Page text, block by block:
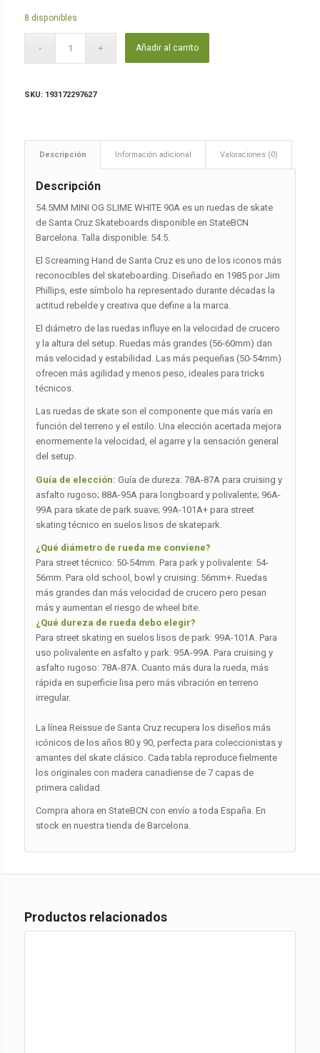
8 disponibles
Añadir al carrito
SKU: 193172297627
Descripción Información adicional Valoraciones (0)
Descripción
54.5MM MINI OG SLIME WHITE 90A es un ruedas de skate
de Santa Cruz Skateboards disponible en StateBCN
Barcelona. Talla disponible: 54.5.
El Screaming Hand de Santa Cruz es uno de los iconos más
reconocibles del skateboarding. Diseñado en 1985 por Jim
Phillips, este símbolo ha representado durante décadas la
actitud rebelde y creativa que define a la marca.
El diámetro de las ruedas influye en la velocidad de crucero
y la altura del setup. Ruedas más grandes (56-60mm) dan
más velocidad y estabilidad. Las más pequeñas (50-54mm)
ofrecen más agilidad y menos peso, ideales para tricks
técnicos.
Las ruedas de skate son el componente que más varía en
función del terreno y el estilo. Una elección acertada mejora
enormemente la velocidad, el agarre y la sensación general
del setup.
Guía de elección: Guía de dureza: 78A-87A para cruising y
asfalto rugoso; 88A-95A para longboard y polivalente; 96A-
99A para skate de park suave; 99A-101A+ para street
skating técnico en suelos lisos de skatepark.
¿Qué diámetro de rueda me conviene?
Para street técnico: 50-54mm. Para park y polivalente: 54-
56mm. Para old school, bowl y cruising: 56mm+. Ruedas
más grandes dan más velocidad de crucero pero pesan
más y aumentan el riesgo de wheel bite.
¿Qué dureza de rueda debo elegir?
Para street skating en suelos lisos de park: 99A-101A. Para
uso polivalente en asfalto y park: 95A-99A. Para cruising y
asfalto rugoso: 78A-87A. Cuanto más dura la rueda, más
rápida en superficie lisa pero más vibración en terreno
irregular.
La línea Reissue de Santa Cruz recupera los diseños más
icónicos de los años 80 y 90, perfecta para coleccionistas y
amantes del skate clásico. Cada tabla reproduce fielmente
los originales con madera canadiense de 7 capas de
primera calidad.
Compra ahora en StateBCN con envío a toda España. En
stock en nuestra tienda de Barcelona.
Productos relacionados